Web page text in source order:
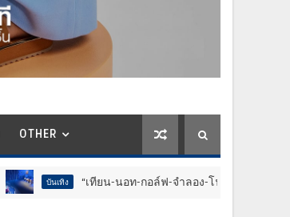
OTHER
“เทียน-นอท-กอล์ฟ-จำลอง-โฟล์ค” ร้องจ๊าก!! อุปกรณ์ม่ว